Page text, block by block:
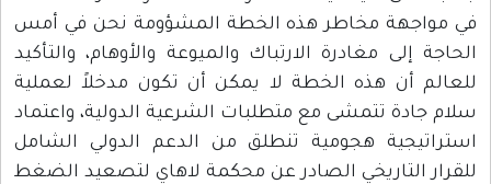
في مواجهة مخاطر هذه الخطة المشؤومة نحن في أمس
الحاجة إلى مغادرة الارتباك والميوعة والأوهام، والتأكيد
للعالم أن هذه الخطة لا يمكن أن تكون مدخلاً لعملية
سلام جادة تتمشى مع متطلبات الشرعية الدولية، واعتماد
استراتيجية هجومية تنطلق من الدعم الدولي الشامل
للقرار التاريخي الصادر عن محكمة لاهاي لتصعيد الضغط